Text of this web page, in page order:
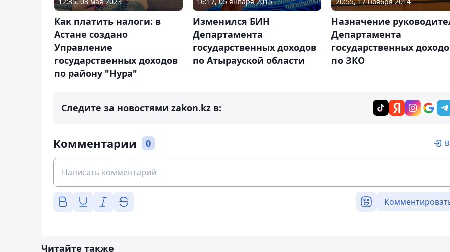
Как платить налоги: в
Астане создано
Управление
государственных доходов
по району "Нура"
Изменился БИН
Департамента
государственных доходов
по Атырауской области
Назначение
Департамента
государственных
по ЗКО
Следите за новостями zakon.kz в:
Комментарии 0
Читайте также